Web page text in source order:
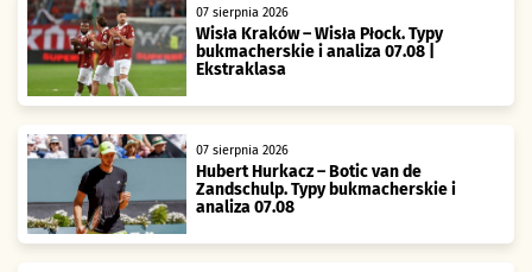
07 sierpnia 2026
Wisła Kraków – Wisła Płock. Typy
bukmacherskie i analiza 07.08 |
Ekstraklasa
07 sierpnia 2026
Hubert Hurkacz – Botic van de
Zandschulp. Typy bukmacherskie i
analiza 07.08